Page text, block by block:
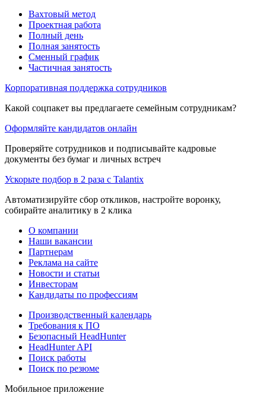
Вахтовый метод
Проектная работа
Полный день
Полная занятость
Сменный график
Частичная занятость
Корпоративная поддержка сотрудников
Какой соцпакет вы предлагаете семейным сотрудникам?
Оформляйте кандидатов онлайн
Проверяйте сотрудников и подписывайте кадровые
документы без бумаг и личных встреч
Ускорьте подбор в 2 раза с Talantix
Автоматизируйте сбор откликов, настройте воронку,
собирайте аналитику в 2 клика
О компании
Наши вакансии
Партнерам
Реклама на сайте
Новости и статьи
Инвесторам
Кандидаты по профессиям
Производственный календарь
Требования к ПО
Безопасный HeadHunter
HeadHunter API
Поиск работы
Поиск по резюме
Мобильное приложение